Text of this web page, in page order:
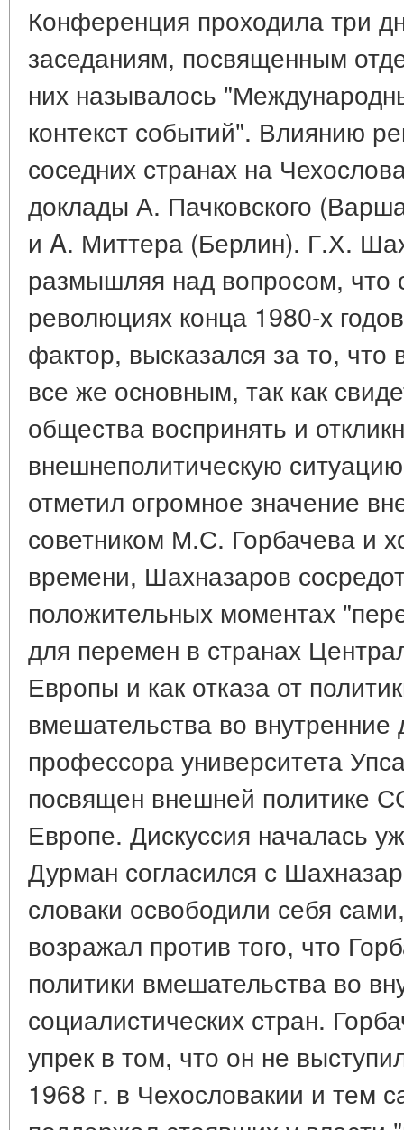
Конференция проходила три
заседаниям, посвященным
них называлось
контекст событий". Влиянию
соседних странах на
доклады А. Пачковского
и A. Миттера (Берлин). Г.Х.
размышляя над вопросом,
революциях конца 1980-х
фактор, высказался за то,
все же основным, так как
общества воспринять и
внешнеполитическую
отметил огромное значение
советником М.С. Горбачева и
времени, Шахназаров
положительных моментах
для перемен в странах
Европы и как отказа от
вмешательства во
профессора университета
посвящен внешней политике
Европе. Дискуссия началась
Дурман согласился с
словаки освободили себя
возражал против того, что
политики вмешательства во
социалистических стран.
упрек в том, что он не
1968 г. в Чехословакии и тем